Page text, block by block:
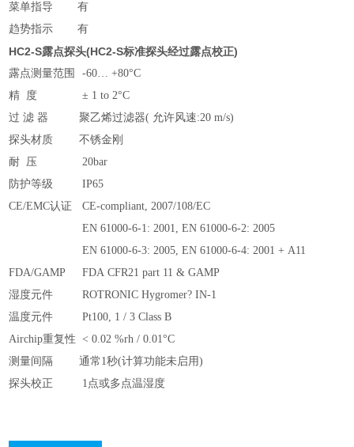
菜单指导
有
趋势指示
有
HC2-S露点探头(HC2-S标准探头经过露点校正)
露点测量范围
-60… +80°C
精 度
± 1 to 2°C
过 滤 器
聚乙烯过滤器( 允许风速:20 m/s)
探头材质
不锈金刚
耐 压
20bar
防护等级
IP65
CE/EMC认证
CE-compliant, 2007/108/EC
EN 61000-6-1: 2001, EN 61000-6-2: 2005
EN 61000-6-3: 2005, EN 61000-6-4: 2001 + A11
FDA/GAMP
FDA CFR21 part 11 & GAMP
湿度元件
ROTRONIC Hygromer? IN-1
温度元件
Pt100, 1 / 3 Class B
Airchip重复性 < 0.02 %rh / 0.01°C
测量间隔
通常1秒(计算功能未启用)
探头校正
1点或多点温湿度